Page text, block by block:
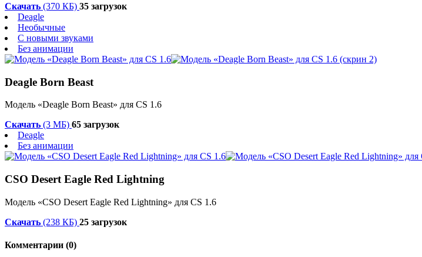
Скачать (370 КБ) 35 загрузок
Deagle
Необычные
С новыми звуками
Без анимации
Deagle Born Beast
Модель «Deagle Born Beast» для CS 1.6
Скачать (3 МБ) 65 загрузок
Deagle
Без анимации
CSO Desert Eagle Red Lightning
Модель «CSO Desert Eagle Red Lightning» для CS 1.6
Скачать (238 КБ) 25 загрузок
Комментарии (0)